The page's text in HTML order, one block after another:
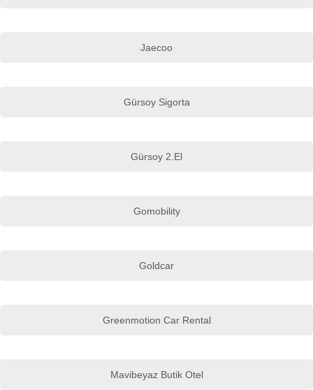
Jaecoo
Gürsoy Sigorta
Gürsoy 2.El
Gomobility
Goldcar
Greenmotion Car Rental
Mavibeyaz Butik Otel